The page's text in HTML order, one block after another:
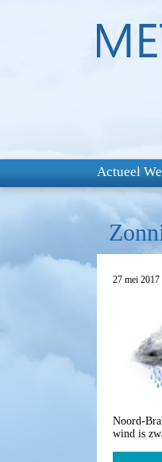
Actueel
27 mei 2017
Noord-
wind is